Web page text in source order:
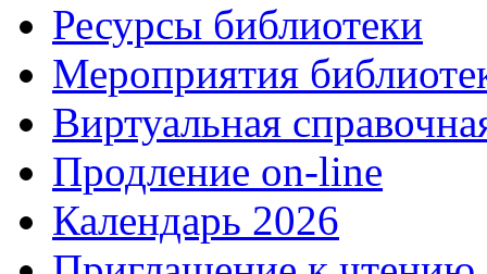
Ресурсы библиотеки
Мероприятия
Виртуальная
Продление on-line
Календарь 2026